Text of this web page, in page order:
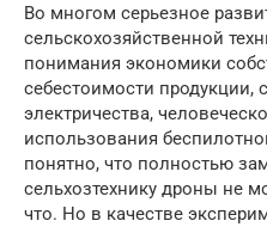
Во многом серьезное
сельскохозяйственной
понимания экономики
себестоимости продукции,
электричества,
использования
понятно, что полностью
сельхозтехнику дроны не
что. Но в качестве